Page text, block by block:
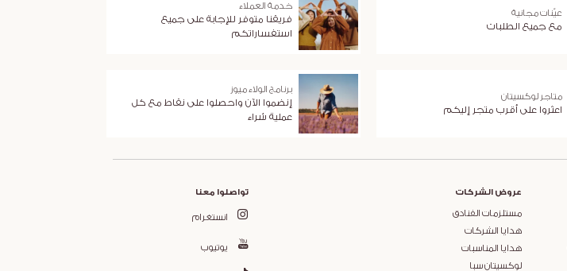
عيّنات مجانية
مع جميع الطلبات
خدمة العملاء
فريقنا متوفر للإجابة على جميع
استفساراتكم
متاجر لوكسيتان
اعثروا على أقرب متجر إليكم
برنامج الولاء ميوز
إنضموا الآن واحصلوا على نقاط مع كل
عملية شراء
عروض الشركات
مستلزمات الفنادق
هدايا الشركات
هدايا المناسبات
لوكسيتان سبا
تواصلوا معنا
انستغرام
يوتيوب